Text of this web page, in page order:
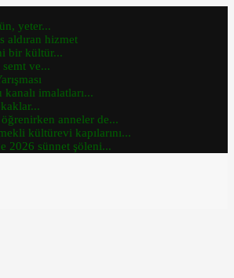
yeter...
aldıran hizmet
bir kültür...
ve...
imalatları...
anneler de...
kültürevi kapılarını...
2026 sünnet şöleni...